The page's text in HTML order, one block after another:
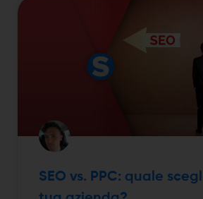
SEO vs. PPC: quale